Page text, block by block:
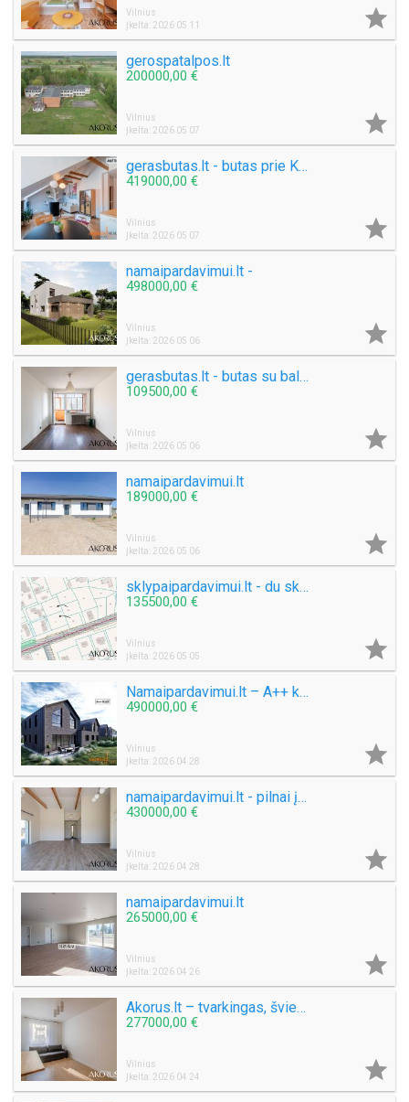
Vilnius
Įkelta: 2026 05 11

gerospatalpos.lt
200000,00 €
Vilnius
Įkelta: 2026 05 07

gerasbutas.lt - butas prie Katedros
419000,00 €
Vilnius
Įkelta: 2026 05 07

namaipardavimui.lt -
498000,00 €
Vilnius
Įkelta: 2026 05 06

gerasbutas.lt - butas su balkonu
109500,00 €
Vilnius
Įkelta: 2026 05 06

namaipardavimui.lt
189000,00 €
Vilnius
Įkelta: 2026 05 06

sklypaipardavimui.lt - du sklypai Didžiojoje Riešėje
135500,00 €
Vilnius
Įkelta: 2026 05 05

Namaipardavimui.lt – A++ klasės namai uždaroje kaimynystėje, prie ežero kranto
490000,00 €
Vilnius
Įkelta: 2026 04 28

namaipardavimui.lt - pilnai įrengtas namas
430000,00 €
Vilnius
Įkelta: 2026 04 28

namaipardavimui.lt
265000,00 €
Vilnius
Įkelta: 2026 04 26

Akorus.lt – tvarkingas, šviesus butas su privačia terasa
277000,00 €
Vilnius
Įkelta: 2026 04 24
